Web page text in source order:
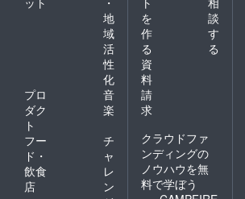
地
域
活
性
化
プロ
ダク
ト
音
楽
フー
ド・
飲食
店
チ
ャ
レ
ン
を
作
る
談
す
る
資
料
請
求
クラウドファ
ンディングの
ノウハウを無
料で学ぼう